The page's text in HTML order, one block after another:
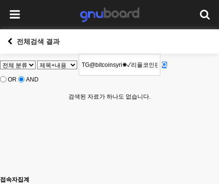
전체검색 결과
OR AND
검색된 자료가 하나도 없습니다.
접속자집계